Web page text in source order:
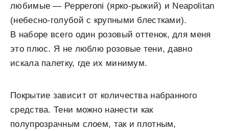
любимые — Pepperoni (ярко-рыжий) и Neapolitan
(небесно-голубой с крупными блестками).
В наборе всего один розовый оттенок, для меня
это плюс. Я не люблю розовые тени, давно
искала палетку, где их минимум.
Покрытие зависит от количества набранного
средства. Тени можно нанести как
полупрозрачным слоем, так и плотным,